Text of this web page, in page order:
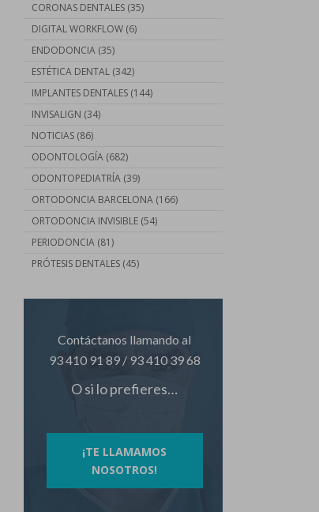
CORONAS DENTALES(35)
DIGITAL WORKFLOW(6)
ENDODONCIA(35)
ESTÉTICA DENTAL(342)
IMPLANTES DENTALES(144)
INVISALIGN (34)
NOTICIAS(86)
ODONTOLOGÍA(682)
ODONTOPEDIATRÍA(39)
ORTODONCIA BARCELONA(166)
ORTODONCIA INVISIBLE(54)
PERIODONCIA(81)
PRÓTESIS DENTALES(45)
Contáctanos llamando al
93 410 91 89/ 93 410 39 68
O si lo prefieres…
¡TE LLAMAMOS
NOSOTROS!